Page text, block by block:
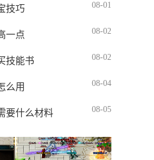
技巧 08-01
一点 08-02
技能书 08-02
么用 08-04
要什么材料 08-05